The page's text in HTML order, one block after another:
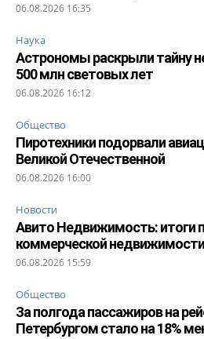
06.08.2026 16:35
Наука
Астрономы раскрыли тайну
500 млн световых лет
06.08.2026 16:12
Общество
Пиротехники подорвали
Великой Отечественной
06.08.2026 16:00
Новости
Авито Недвижимость: итоги
коммерческой недвижимости
06.08.2026 15:59
Общество
За полгода пассажиров на
Петербургом стало на 18%